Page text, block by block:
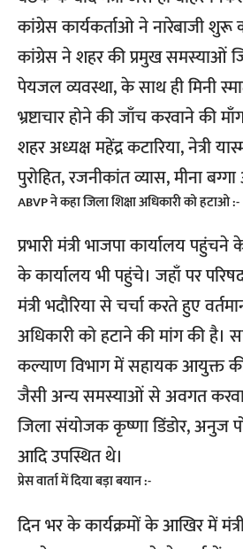
कांग्रेस कार्यकर्ताओ ने नारेबाजी शुरू
कांग्रेस ने शहर की प्रमुख समस्याओं
पेयजल व्यवस्था, के साथ ही मिनी
भ्रष्टाचार होने की जाँच करवाने की
शहर अध्यक्ष महेंद्र कटारिया, नेत्री
पुरोहित, रजनीकांत व्यास, मीना
ABVP ने कहा जिला शिक्षा अधिकारी को हटाओ :-
प्रभारी मंत्री भाजपा कार्यालय पहुंचने
के कार्यालय भी पहुंचे। जहाँ पर
मंत्री भदौरिया से चर्चा करते हुए
अधिकारी को हटाने की मांग की है।
कल्याण विभाग में सहायक आयुक्त की
जैसी अन्य समस्याओं से अवगत
जिला संयोजक कृष्णा डिंडोर, अनुज
आदि उपस्थित थे।
प्रेस वार्ता में दिया बड़ा बयान :-
दिन भर के कार्यक्रमों के आखिर में